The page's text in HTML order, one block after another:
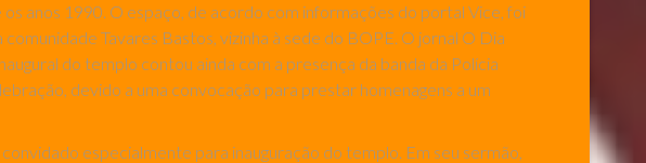
anos 1990. O espaço, de acordo com informações do portal Vice, foi
Tavares Bastos, vizinha à sede do BOPE. O jornal O Dia
do templo contou ainda com a presença da banda da Polícia
devido a uma convocação para prestar homenagens a um
especialmente para inauguração do templo. Em seu sermão,